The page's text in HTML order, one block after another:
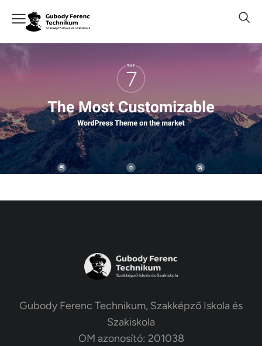
Gubody Ferenc Technikum, Szakképző Iskola és
Szakiskola
OM azonosító: 201038